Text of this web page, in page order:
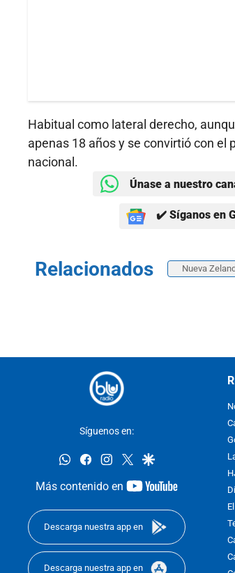
Habitual como lateral derecho,
apenas 18 años y se convirtió con
nacional.
Únase a nuestro
✔️ Síganos en
Relacionados Nueva
Síguenos en:
whatsappfacebookinstagram
twittergoogle
Más contenido en
youtube-
Descarga nuestra app en
Descarga nuestra app en